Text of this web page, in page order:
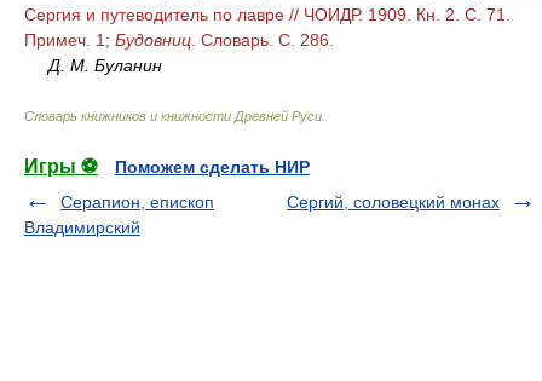
Сергия и путеводитель по лавре // ЧОИДР. 1909. Кн. 2. С. 71.
Примеч. 1; Будовниц . Словарь. С. 286.
Д. М. Буланин
Словарь книжников и книжности Древней Руси
Игры ⚽
Поможем сделать НИР
Серапион, епископ
Владимирский
Сергий, соловецкий монах